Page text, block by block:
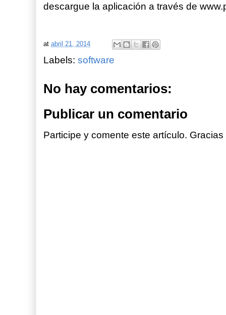
descargue la aplicación a través de
atabril 21, 2014
Labels:software
No hay comentarios:
Publicar un comentario
Participe y comente este artículo. Gracias